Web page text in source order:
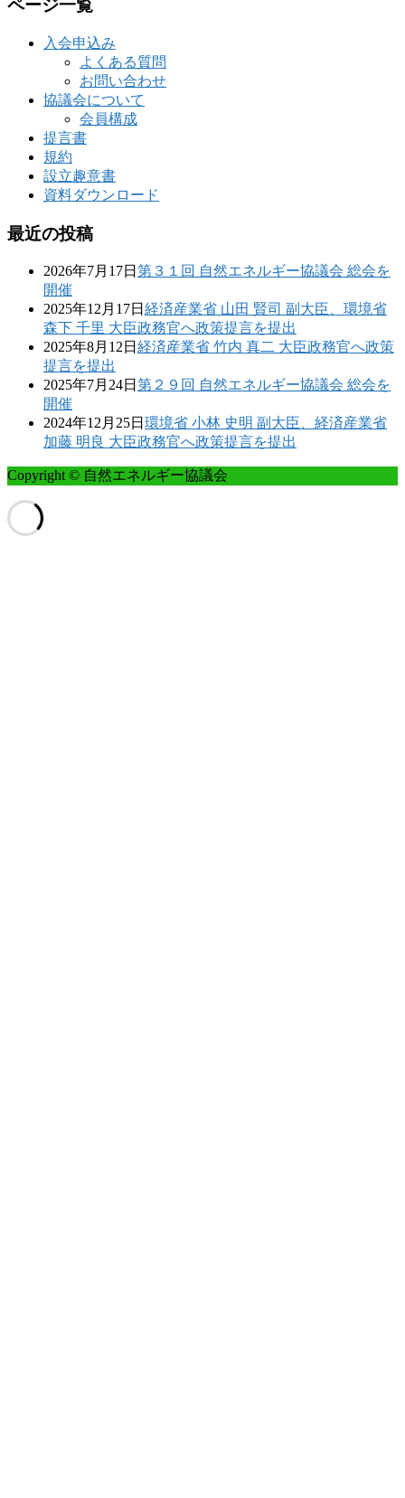
ページ一覧
入会申込み
よくある質問
お問い合わせ
協議会について
会員構成
提言書
規約
設立趣意書
資料ダウンロード
最近の投稿
2026年7月17日 第３１回 自然エネルギー協議会 総会を
開催
2025年12月17日 経済産業省 山田 賢司 副大臣、環境省
森下 千里 大臣政務官へ政策提言を提出
2025年8月12日 経済産業省 竹内 真二 大臣政務官へ政策
提言を提出
2025年7月24日 第２９回 自然エネルギー協議会 総会を
開催
2024年12月25日 環境省 小林 史明 副大臣、経済産業省
加藤 明良 大臣政務官へ政策提言を提出
Copyright © 自然エネルギー協議会